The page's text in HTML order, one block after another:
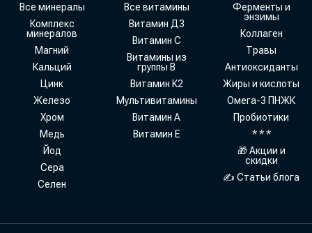
Все минералы
Комплекс
минералов
Магний
Кальций
Цинк
Железо
Хром
Медь
Йод
Сера
Селен
Все витамины
Витамин Д3
Витамин С
Витамины из
группы В
Витамин К2
Мультивитамины
Витамин А
Витамин Е
Ферменты и
энзимы
Коллаген
Травы
Антиоксиданты
Жиры и кислоты
Омега-3 ПНЖК
Пробиотики
* * *
🎁 Акции и
скидки
✍ Статьи блога